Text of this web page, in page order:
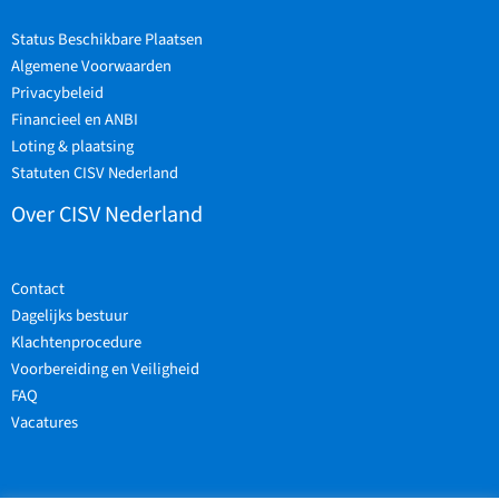
Status Beschikbare Plaatsen
Algemene Voorwaarden
Privacybeleid
Financieel en ANBI
Loting & plaatsing
Statuten CISV Nederland
Over CISV Nederland
Contact
Dagelijks bestuur
Klachtenprocedure
Voorbereiding en Veiligheid
FAQ
Vacatures